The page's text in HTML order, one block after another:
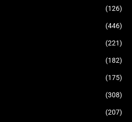
(126)
(446)
(221)
(182)
(175)
(308)
(207)